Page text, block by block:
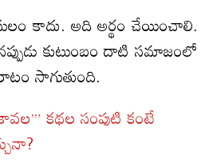
కాదు. అది అర్థం చేయించాలి.
కుటుంబం దాటి సమాజంలో
సాగుతుంది.
కథల సంపుటి కంటే